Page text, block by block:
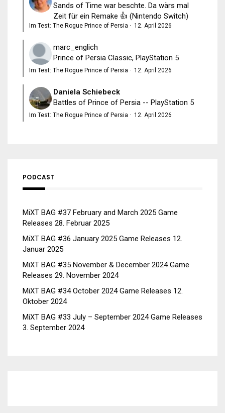
Sands of Time war beschte. Da wärs mal
Zeit für ein Remake 👍 (Nintendo Switch)
Im Test: The Rogue Prince of Persia · 12. April 2026
marc_englich
Prince of Persia Classic, PlayStation 5
Im Test: The Rogue Prince of Persia · 12. April 2026
Daniela Schiebeck
Battles of Prince of Persia -- PlayStation 5
Im Test: The Rogue Prince of Persia · 12. April 2026
PODCAST
MiXT BAG #37 February and March 2025 Game
Releases 28. Februar 2025
MiXT BAG #36 January 2025 Game Releases 12.
Januar 2025
MiXT BAG #35 November & December 2024 Game
Releases 29. November 2024
MiXT BAG #34 October 2024 Game Releases 12.
Oktober 2024
MiXT BAG #33 July – September 2024 Game Releases
3. September 2024